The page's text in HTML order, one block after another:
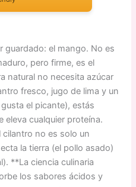
guardado: el mango. No es
pero firme, es el
natural no necesita azúcar
fresco, jugo de lima y un
el picante), estás
eleva cualquier proteína.
cilantro no es solo un
la tierra (el pollo asado)
**La ciencia culinaria
los sabores ácidos y